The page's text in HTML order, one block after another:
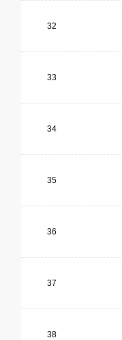
32
33
34
35
36
37
38